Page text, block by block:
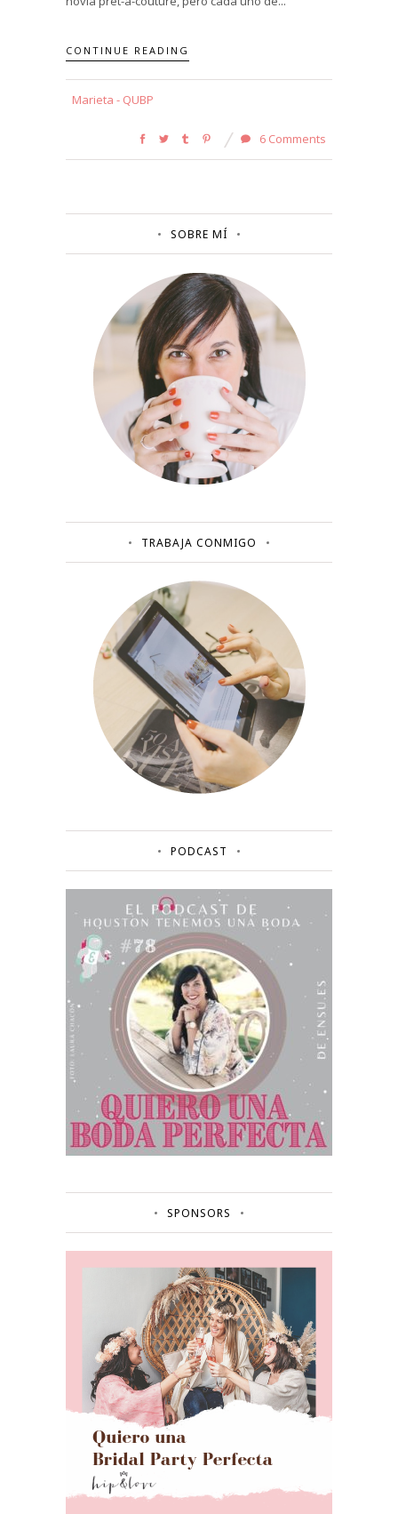
CONTINUE READING
Marieta - QUBP
6 Comments
SOBRE MÍ
TRABAJA CONMIGO
PODCAST
SPONSORS